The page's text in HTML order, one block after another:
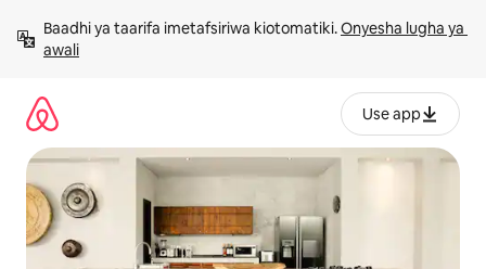
kwenda
kwenye
Baadhi ya taarifa imetafsiriwa kiotomatiki. Onyesha lugha ya
awali
Use app